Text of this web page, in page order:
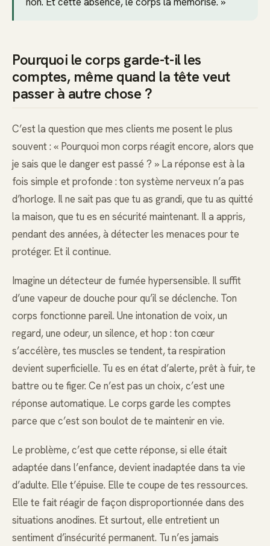
Pourquoi le corps garde-t-il les
comptes, même quand la tête veut
passer à autre chose ?
C’est la question que mes clients me posent le plus
souvent : « Pourquoi mon corps réagit encore, alors que
je sais que le danger est passé ? » La réponse est à la
fois simple et profonde : ton système nerveux n’a pas
d’horloge. Il ne sait pas que tu as grandi, que tu as quitté
la maison, que tu es en sécurité maintenant. Il a appris,
pendant des années, à détecter les menaces pour te
protéger. Et il continue.
Imagine un détecteur de fumée hypersensible. Il suffit
d’une vapeur de douche pour qu’il se déclenche. Ton
corps fonctionne pareil. Une intonation de voix, un
regard, une odeur, un silence, et hop : ton cœur
s’accélère, tes muscles se tendent, ta respiration
devient superficielle. Tu es en état d’alerte, prêt à fuir, te
battre ou te figer. Ce n’est pas un choix, c’est une
réponse automatique. Le corps garde les comptes
parce que c’est son boulot de te maintenir en vie.
Le problème, c’est que cette réponse, si elle était
adaptée dans l’enfance, devient inadaptée dans ta vie
d’adulte. Elle t’épuise. Elle te coupe de tes ressources.
Elle te fait réagir de façon disproportionnée dans des
situations anodines. Et surtout, elle entretient un
sentiment d’insécurité permanent. Tu n’es jamais